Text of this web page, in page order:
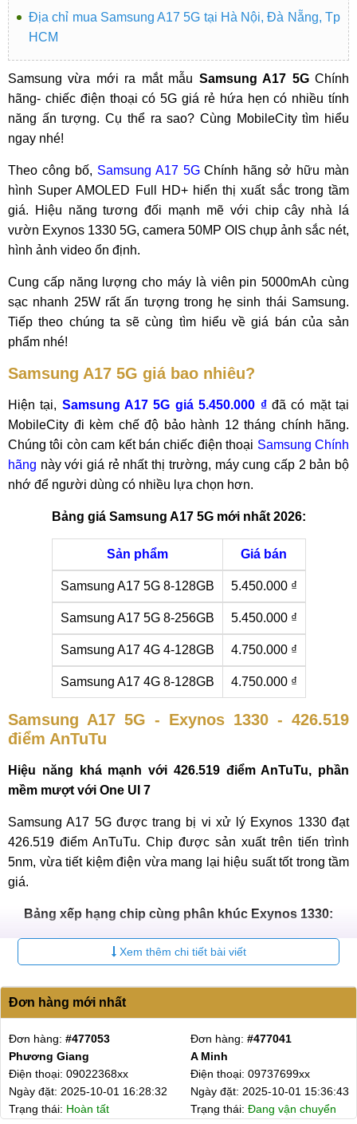
Địa chỉ mua Samsung A17 5G tại Hà Nội, Đà Nẵng, Tp
HCM
Samsung vừa mới ra mắt mẫu Samsung A17 5GChính
hãng- chiếc điện thoại có 5G giá rẻ hứa hẹn có nhiều tính
năng ấn tượng. Cụ thể ra sao? Cùng MobileCity tìm hiểu
ngay nhé!
Theo công bố, Samsung A17 5GChính hãng sở hữu màn
hình Super AMOLED Full HD+ hiển thị xuất sắc trong tầm
giá. Hiệu năng tương đối mạnh mẽ với chip cây nhà lá
vườn Exynos 1330 5G, camera 50MP OIS chụp ảnh sắc nét,
hình ảnh video ổn định.
Cung cấp năng lượng cho máy là viên pin 5000mAh cùng
sạc nhanh 25W rất ấn tượng trong hẹ sinh thái Samsung.
Tiếp theo chúng ta sẽ cùng tìm hiểu về giá bán của sản
phẩm nhé!
Samsung A17 5G giá bao nhiêu?
Hiện tại, Samsung A17 5G giá 5.450.000 ₫đã có mặt tại
MobileCity đi kèm chế độ bảo hành 12 tháng chính hãng.
Chúng tôi còn cam kết bán chiếc điện thoại Samsung Chính
hãng này với giá rẻ nhất thị trường, máy cung cấp 2 bản bộ
nhớ để người dùng có nhiều lựa chọn hơn.
Bảng giá Samsung A17 5G mới nhất 2026:
Sản phẩm Giá bán
Samsung A17 5G 8-128GB 5.450.000 ₫
Samsung A17 5G 8-256GB 5.450.000 ₫
Samsung A17 4G 4-128GB 4.750.000 ₫
Samsung A17 4G 8-128GB 4.750.000 ₫
Samsung A17 5G - Exynos 1330 - 426.519
điểm AnTuTu
Hiệu năng khá mạnh với 426.519 điểm AnTuTu, phần
mềm mượt với One UI 7
Samsung A17 5G được trang bị vi xử lý Exynos 1330 đạt
426.519 điểm AnTuTu. Chip được sản xuất trên tiến trình
5nm, vừa tiết kiệm điện vừa mang lại hiệu suất tốt trong tầm
giá.
Bảng xếp hạng chip cùng phân khúc Exynos 1330:
Chipset Điểm AnTuTu
Snapdragon 6s Gen 3 453.329
Dimensity 6300 430.099
Exynos 1330 426.519
Dimensity 6100 Plus 392.912
Snapdragon 685 348.982
Xem thêm chi tiết bài viết
Đơn hàng mới nhất
Đơn hàng: #477053
Phương Giang
Điện thoại: 09022368xx
Ngày đặt: 2025-10-01 16:28:32
Trạng thái: Hoàn tất
Đơn hàng: #477041
A Minh
Điện thoại: 09737699xx
Ngày đặt: 2025-10-01 15:36:43
Trạng thái: Đang vận chuyển